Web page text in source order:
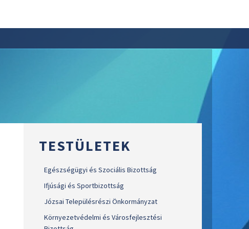
TESTÜLETEK
Egészségügyi és Szociális Bizottság
Ifjúsági és Sportbizottság
Józsai Településrészi Önkormányzat
Környezetvédelmi és Városfejlesztési